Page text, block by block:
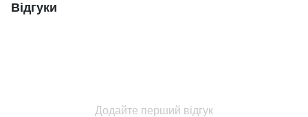
Відгуки
Додайте перший відгук